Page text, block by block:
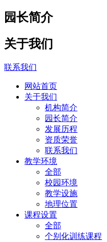
园长简介
关于我们
联系我们
网站首页
关于我们
机构简介
园长简介
发展历程
资质荣誉
联系我们
教学环境
全部
校园环境
教学设施
地理位置
课程设置
全部
个别化训练课程